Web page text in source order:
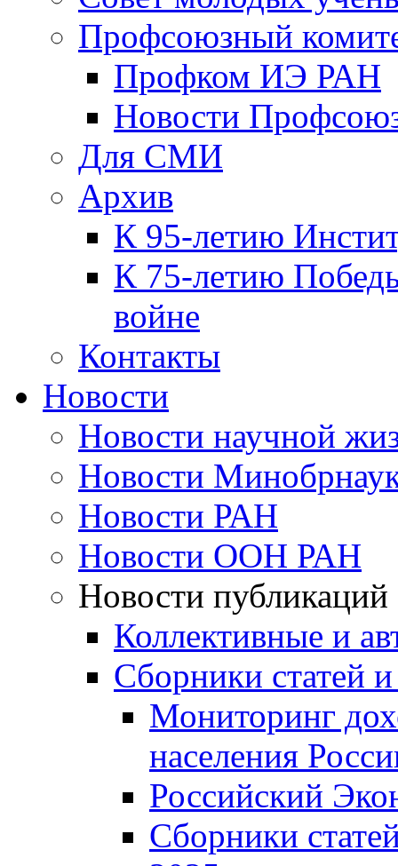
Профсоюзный
Профком ИЭ РАН
Новости
Для СМИ
Архив
К 95-летию
К 75-летию
войне
Контакты
Новости
Новости научной
Новости
Новости РАН
Новости ООН РАН
Новости публикаций
Коллективные и
Сборники статей
Мониторинг
населения
Российский
Сборники